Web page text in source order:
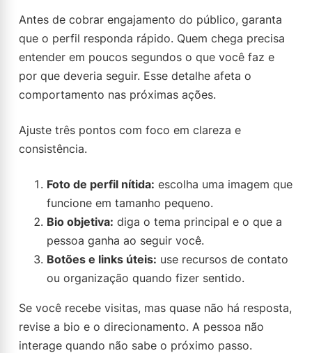
Antes de cobrar engajamento do público, garanta
que o perfil responda rápido. Quem chega precisa
entender em poucos segundos o que você faz e
por que deveria seguir. Esse detalhe afeta o
comportamento nas próximas ações.
Ajuste três pontos com foco em clareza e
consistência.
Foto de perfil nítida: escolha uma imagem que
funcione em tamanho pequeno.
Bio objetiva: diga o tema principal e o que a
pessoa ganha ao seguir você.
Botões e links úteis: use recursos de contato
ou organização quando fizer sentido.
Se você recebe visitas, mas quase não há resposta,
revise a bio e o direcionamento. A pessoa não
interage quando não sabe o próximo passo.